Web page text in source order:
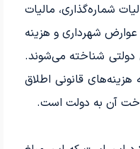
شماره‌گذاری، مالیات
عوارض شهرداری و هزینه
شناخته می‌شوند.
هزینه‌های قانونی اطلاق
آن به دولت است.